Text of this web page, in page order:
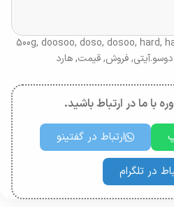
500g, doosoo, doso, dosoo, hard,
دوسو.آیتی,فروش,قیمت,هارد
با ما در ارتباط باشید.
ارتباط در گفتینو
در تلگرام